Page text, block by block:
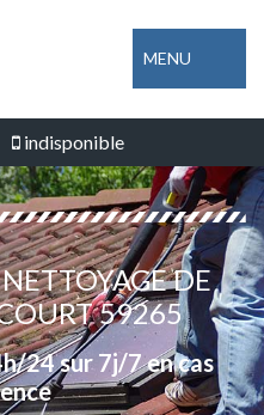
MENU
indisponible
DE
59265
24 sur 7j/7 en cas